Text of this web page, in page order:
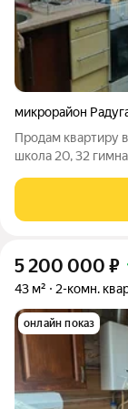
микрорайон
Продам квартиру
школа 20, 32
театр, кинотеатр
5 200 000 ₽
43 м² 2-комн.
онлайн показ